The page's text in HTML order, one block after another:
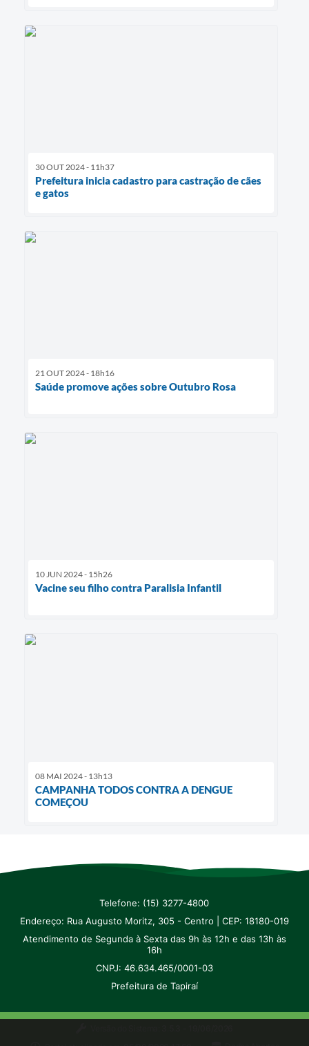
30 OUT 2024 - 11h37
Prefeitura inicia cadastro para castração de cães
e gatos
21 OUT 2024 - 18h16
Saúde promove ações sobre Outubro Rosa
10 JUN 2024 - 15h26
Vacine seu filho contra Paralisia Infantil
08 MAI 2024 - 13h13
CAMPANHA TODOS CONTRA A DENGUE
COMEÇOU
Telefone: (15) 3277-4800
Endereço: Rua Augusto Moritz, 305 - Centro | CEP: 18180-019
Atendimento de Segunda à Sexta das 9h às 12h e das 13h às
16h
CNPJ: 46.634.465/0001-03
Prefeitura de Tapiraí